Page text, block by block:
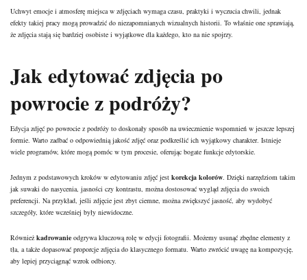
Uchwyt emocje i atmosferę miejsca w zdjęciach wymaga czasu, praktyki i wyczucia chwili, jednak
efekty takiej pracy mogą prowadzić do niezapomnianych wizualnych historii. To właśnie one sprawiają,
że zdjęcia stają się bardziej osobiste i wyjątkowe dla każdego, kto na nie spojrzy.
Jak edytować zdjęcia po
powrocie z podróży?
Edycja zdjęć po powrocie z podróży to doskonały sposób na uwiecznienie wspomnień w jeszcze lepszej
formie. Warto zadbać o odpowiednią jakość zdjęć oraz podkreślić ich wyjątkowy charakter. Istnieje
wiele programów, które mogą pomóc w tym procesie, oferując bogate funkcje edytorskie.
Jednym z podstawowych kroków w edytowaniu zdjęć jest korekcja kolorów . Dzięki narzędziom takim
jak suwaki do nasycenia, jasności czy kontrastu, można dostosować wygląd zdjęcia do swoich
preferencji. Na przykład, jeśli zdjęcie jest zbyt ciemne, można zwiększyć jasność, aby wydobyć
szczegóły, które wcześniej były niewidoczne.
Również kadrowanie odgrywa kluczową rolę w edycji fotografii. Możemy usunąć zbędne elementy z
tła, a także dopasować proporcje zdjęcia do klasycznego formatu. Warto zwrócić uwagę na kompozycję,
aby lepiej przyciągnąć wzrok odbiorcy.